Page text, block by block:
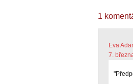
1
Eva
7.